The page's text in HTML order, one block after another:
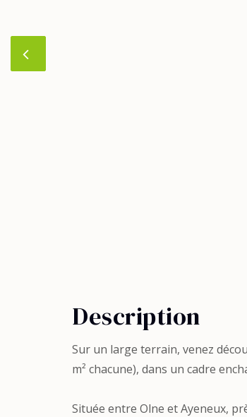
Description
Sur un large terrain, venez
m² chacune), dans un cadre
Située entre Olne et Ayeneux,